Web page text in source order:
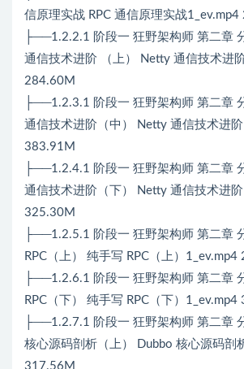
信原理实战 RPC 通信原理实战
├──1.2.2.1 阶段一 狂野架构师 第二章
通信技术进阶 （上） Netty 通信技术进
284.60M
├──1.2.3.1 阶段一 狂野架构师 第二章
通信技术进阶（中） Netty 通信技术进
383.91M
├──1.2.4.1 阶段一 狂野架构师 第二章
通信技术进阶（下） Netty 通信技术进
325.30M
├──1.2.5.1 阶段一 狂野架构师 第二章
RPC（上） 纯手写 RPC（上）1_ev.mp4
├──1.2.6.1 阶段一 狂野架构师 第二章
RPC（下） 纯手写 RPC（下）1_ev.mp4
├──1.2.7.1 阶段一 狂野架构师 第二章
核心源码剖析（上） Dubbo 核心源码剖
317.56M